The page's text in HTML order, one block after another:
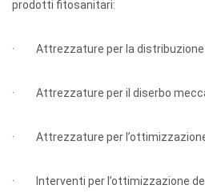
prodotti fitosanitari:
· Attrezzature per la distribuzione
· Attrezzature per il diserbo
· Attrezzature per
· Interventi per l’ottimizzazione